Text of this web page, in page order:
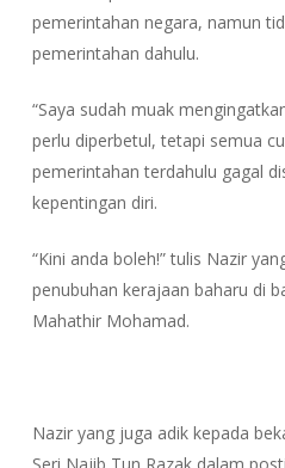
pemerintahan negara, namun
pemerintahan dahulu.
“Saya sudah muak
perlu diperbetul, tetapi semua
pemerintahan terdahulu gagal
kepentingan diri.
“Kini anda boleh!” tulis Nazir
penubuhan kerajaan baharu di
Mahathir Mohamad.
Nazir yang juga adik kepada